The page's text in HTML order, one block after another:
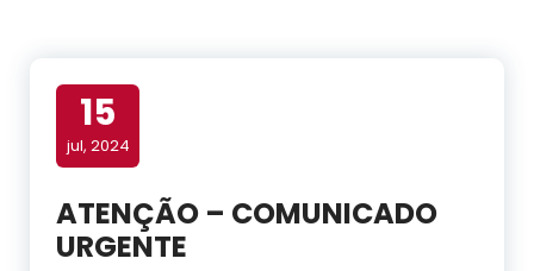
15
jul, 2024
ATENÇÃO – COMUNICADO
URGENTE